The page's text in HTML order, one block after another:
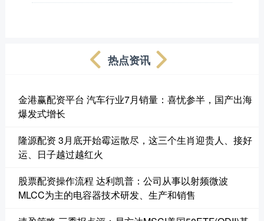
热点资讯
金港赢配资平台 汽车行业7月销量：喜忧参半，国产出海
爆发式增长
隆源配资 3月底开始霉运散尽，这三个生肖迎贵人、接好
运、日子越过越红火
股票配资操作流程 达利凯普：公司从事以射频微波
MLCC为主的电容器技术研发、生产和销售